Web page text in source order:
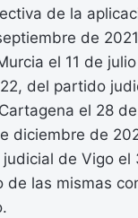
de la
de
el 11 de
del partido
el 28
diciembre de
de Vigo
las mismas